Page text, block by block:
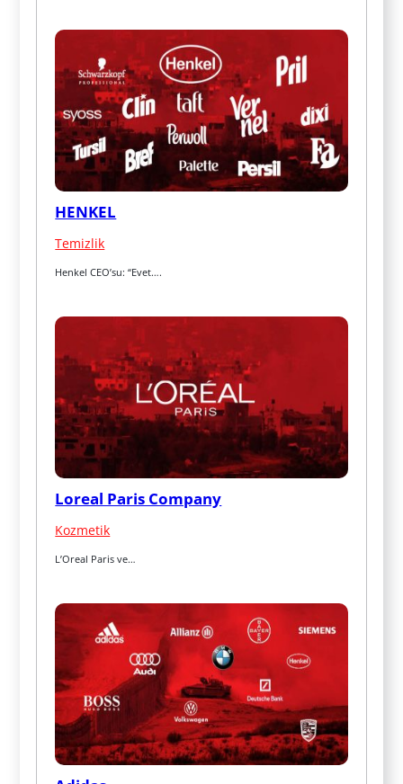
HENKEL
Temizlik
Henkel CEO’su: “Evet….
Loreal Paris Company
Kozmetik
L’Oreal Paris ve…